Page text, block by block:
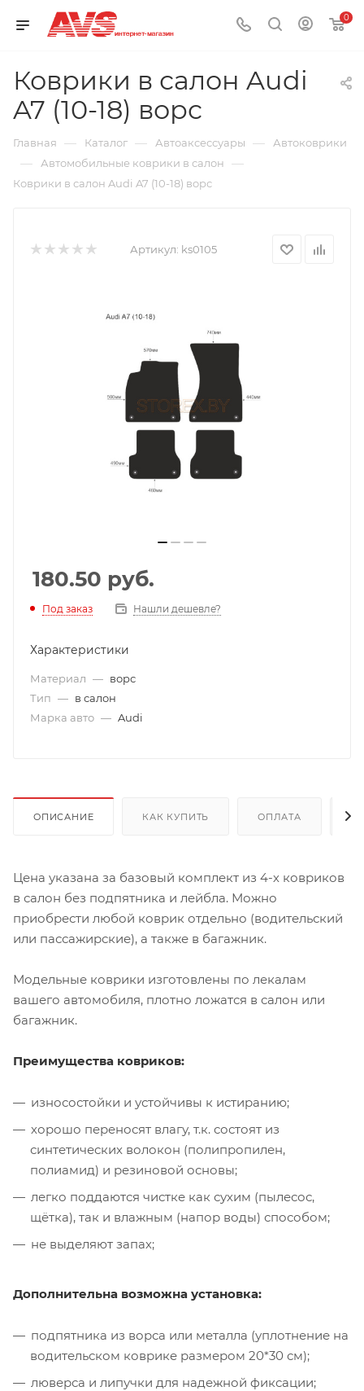
0
Коврики в салон Audi
A7 (10-18) ворс
Главная — Каталог — Автоаксессуары — Автоковрики
— Автомобильные коврики в салон —
Коврики в салон Audi A7 (10-18) ворс
Артикул: ks0105
180.50 руб.
Под заказ Нашли дешевле?
Характеристики
Материал — ворс
Тип — в салон
Марка авто — Audi
ОПИСАНИЕ КАК КУПИТЬ ОПЛАТА
Цена указана за базовый комплект из 4-х ковриков
в салон без подпятника и лейбла. Можно
приобрести любой коврик отдельно (водительский
или пассажирские), а также в багажник.
Модельные коврики изготовлены по лекалам
вашего автомобиля, плотно ложатся в салон или
багажник.
Преимущества ковриков:
износостойки и устойчивы к истиранию;
хорошо переносят влагу, т.к. состоят из
синтетических волокон (полипропилен,
полиамид) и резиновой основы;
легко поддаются чистке как сухим (пылесос,
щётка), так и влажным (напор воды) способом;
не выделяют запах;
Дополнительна возможна установка:
подпятника из ворса или металла (уплотнение на
водительском коврике размером 20*30 см);
люверса и липучки для надежной фиксации;